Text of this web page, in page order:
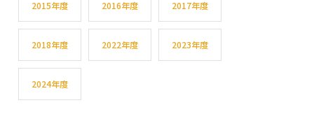
2015年度 2016年度 2017年度
2018年度 2022年度 2023年度
2024年度